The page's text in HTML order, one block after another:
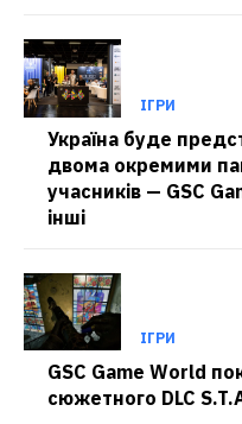
ІГРИ
Україна буде
двома окремими
учасників — GSC
інші
ІГРИ
GSC Game World
сюжетного DLC